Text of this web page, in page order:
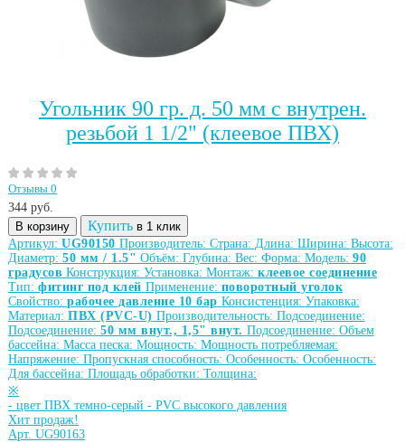
Угольник 90 гр. д. 50 мм с внутрен.
резьбой 1 1/2" (клеевое ПВХ)
Отзывы 0
344 руб.
В корзину
Купить в 1 клик
Артикул: UG90150 Производитель: Страна: Длина: Ширина: Высота:
Диаметр: 50 мм / 1.5" Объём: Глубина: Вес: Форма: Модель: 90
градусов Конструкция: Установка: Монтаж: клеевое соединение
Тип: фитинг под клей Применение: поворотный уголок
Свойство: рабочее давление 10 бар Консистенция: Упаковка:
Материал: ПВХ (PVC-U) Производительность: Подсоединение:
Подсоединение: 50 мм внут., 1,5" внут. Подсоединение: Объем
бассейна: Масса песка: Мощность: Мощность потребляемая:
Напряжение: Пропускная способность: Особенность: Особенность:
Для бассейна: Площадь обработки: Толщина:
※
- цвет ПВХ темно-серый - PVC высокого давления
Хит продаж!
Арт. UG90163